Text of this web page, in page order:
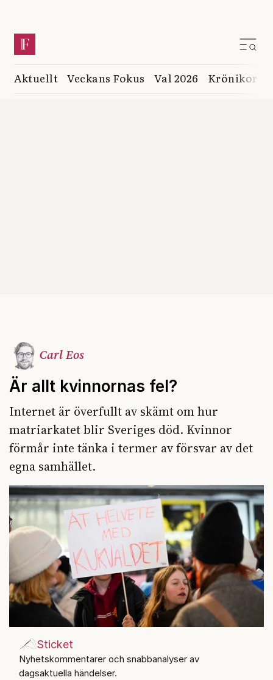
Aktuellt Veckans Fokus Val 2026 Krönikor
Carl Eos
Är allt kvinnornas fel?
Internet är överfullt av skämt om hur
matriarkatet blir Sveriges död. Kvinnor
förmår inte tänka i termer av försvar av det
egna samhället.
Sticket
Nyhetskommentarer och snabbanalyser av
dagsaktuella händelser.